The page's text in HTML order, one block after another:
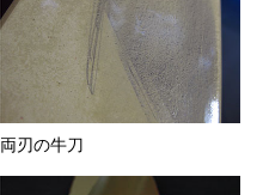
両刃の牛刀